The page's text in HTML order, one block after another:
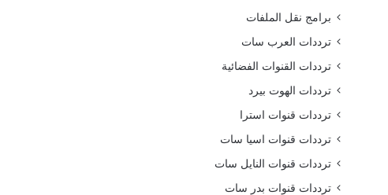
برامج نقل الملفات
ترددات العرب سات
ترددات القنوات الفضائية
ترددات الهوت بيرد
ترددات قنوات استرا
ترددات قنوات اسيا سات
ترددات قنوات النايل سات
ترددات قنوات بدر سات